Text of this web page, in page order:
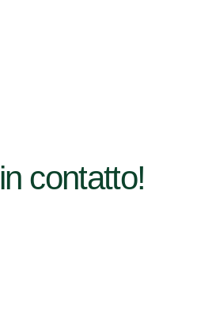
contatto!